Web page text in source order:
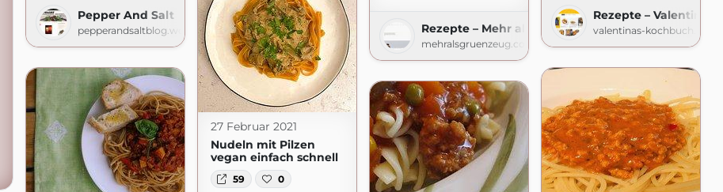
Pepper And Salt
pepperandsaltblog.wordpress.com Rezepte – Mehr als Grünzeug
mehralsgruenzeug.com
Rezepte –
valentinas-kochbuch.de
27 Februar 2021
Nudeln mit Pilzen
vegan einfach schnell
59 0